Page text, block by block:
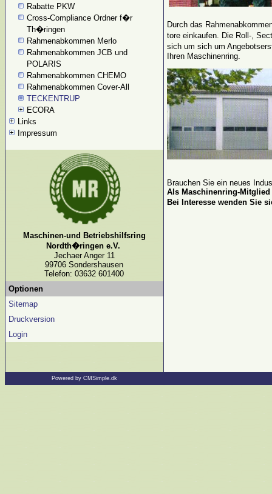
Rabatte PKW
Cross-Compliance Ordner f�r
Th�ringen
Rahmenabkommen Merlo
Rahmenabkommen JCB und
POLARIS
Rahmenabkommen CHEMO
Rahmenabkommen Cover-All
TECKENTRUP
ECORA
Links
Impressum
Maschinen-und Betriebshilfsring
Nordth�ringen e.V.
Jechaer Anger 11
99706 Sondershausen
Telefon: 03632 601400
Optionen
Sitemap
Druckversion
Login
Durch das
tore einkaufen. Die Roll-,
sich um sich um
Ihren Maschinenring.
Brauchen Sie ein neues
Als Maschinenring-
Bei Interesse wenden Sie
Powered by CMSimple.dk